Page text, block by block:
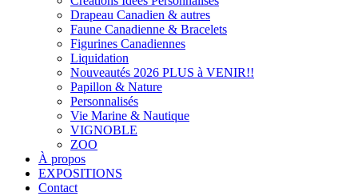
Drapeau Canadien & autres
Faune Canadienne & Bracelets
Figurines Canadiennes
Liquidation
Nouveautés 2026 PLUS à VENIR!!
Papillon & Nature
Personnalisés
Vie Marine & Nautique
VIGNOBLE
ZOO
À propos
EXPOSITIONS
Contact